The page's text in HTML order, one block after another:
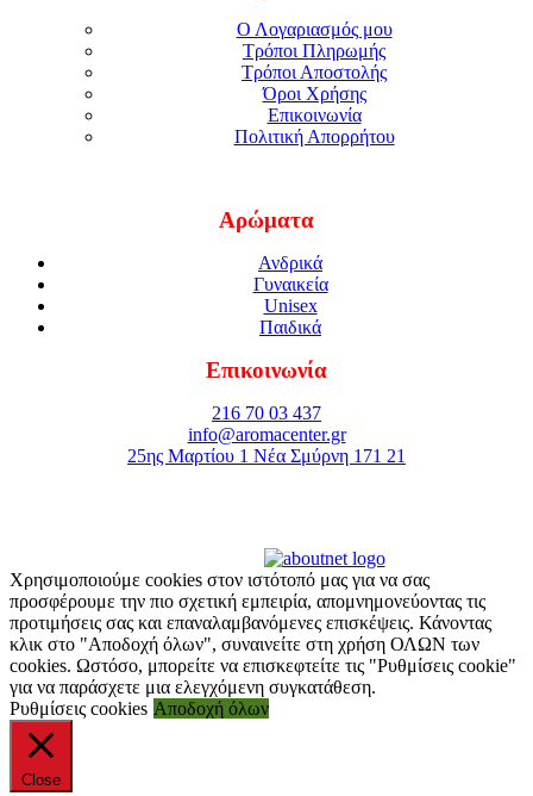
Ο Λογαριασμός μου
Τρόποι Πληρωμής
Τρόποι Αποστολής
Όροι Χρήσης
Επικοινωνία
Πολιτική Απορρήτου
Αρώματα
Ανδρικά
Γυναικεία
Unisex
Παιδικά
Επικοινωνία
216 70 03 437
info@aromacenter.gr
25ης Μαρτίου 1 Νέα Σμύρνη 171 21
Χρησιμοποιούμε cookies στον ιστότοπό μας για να σας
προσφέρουμε την πιο σχετική εμπειρία, απομνημονεύοντας τις
προτιμήσεις σας και επαναλαμβανόμενες επισκέψεις. Κάνοντας
κλικ στο "Αποδοχή όλων", συναινείτε στη χρήση ΟΛΩΝ των
cookies. Ωστόσο, μπορείτε να επισκεφτείτε τις "Ρυθμίσεις cookie"
για να παράσχετε μια ελεγχόμενη συγκατάθεση.
Ρυθμίσεις cookies Αποδοχή όλων
Close